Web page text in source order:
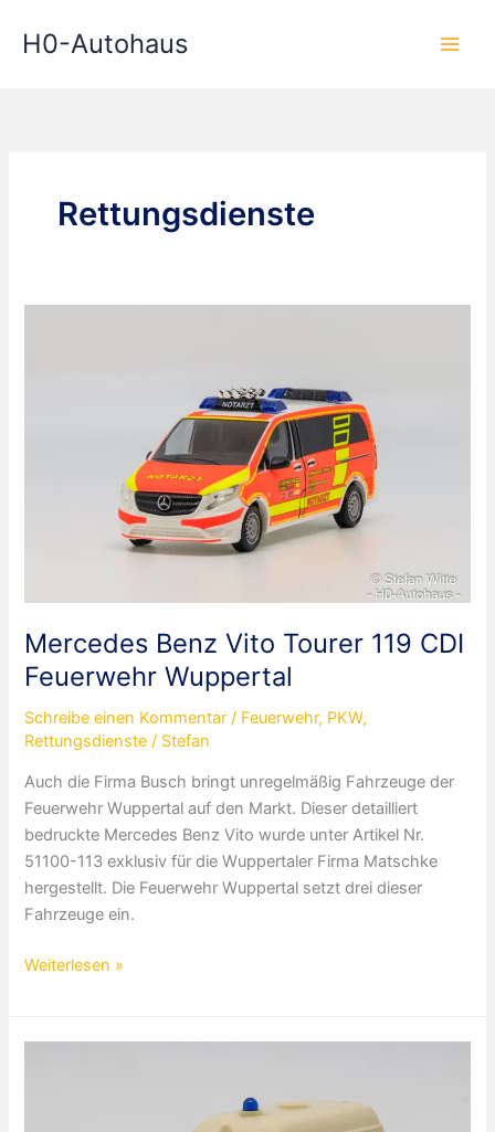
InhaltH0-Autohaus
Rettungsdienste
Mercedes Benz Vito Tourer 119 CDI
Feuerwehr Wuppertal
Schreibe einen Kommentar / Feuerwehr, PKW,
Rettungsdienste / Stefan
Auch die Firma Busch bringt unregelmäßig Fahrzeuge der
Feuerwehr Wuppertal auf den Markt. Dieser detailliert
bedruckte Mercedes Benz Vito wurde unter Artikel Nr.
51100-113 exklusiv für die Wuppertaler Firma Matschke
hergestellt. Die Feuerwehr Wuppertal setzt drei dieser
Fahrzeuge ein.
Mercedes
Tourer
Weiterlesen »